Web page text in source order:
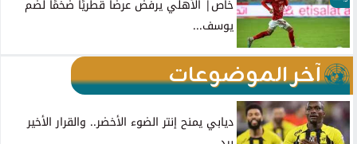
خاص| الأهلي يرفض عرضًا قطريًا ضخمًا لضم
يوسف...
آخر الموضوعات
ديابي يمنح إنتر الضوء الأخضر.. والقرار الأخير